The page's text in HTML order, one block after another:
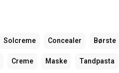
Solcreme Concealer Børste
Creme Maske Tandpasta